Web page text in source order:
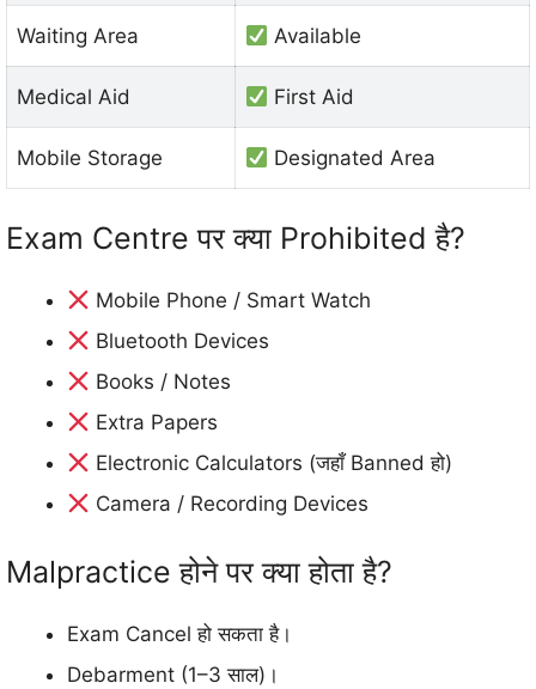
Waiting Area Available
Medical Aid First Aid
Mobile Storage Designated Area
Exam Centre पर क्या Prohibited है?
Mobile Phone / Smart Watch
Bluetooth Devices
Books / Notes
Extra Papers
Electronic Calculators (जहाँ Banned हो)
Camera / Recording Devices
Malpractice होने पर क्या होता है?
Exam Cancel हो सकता है।
Debarment (1–3 साल)।